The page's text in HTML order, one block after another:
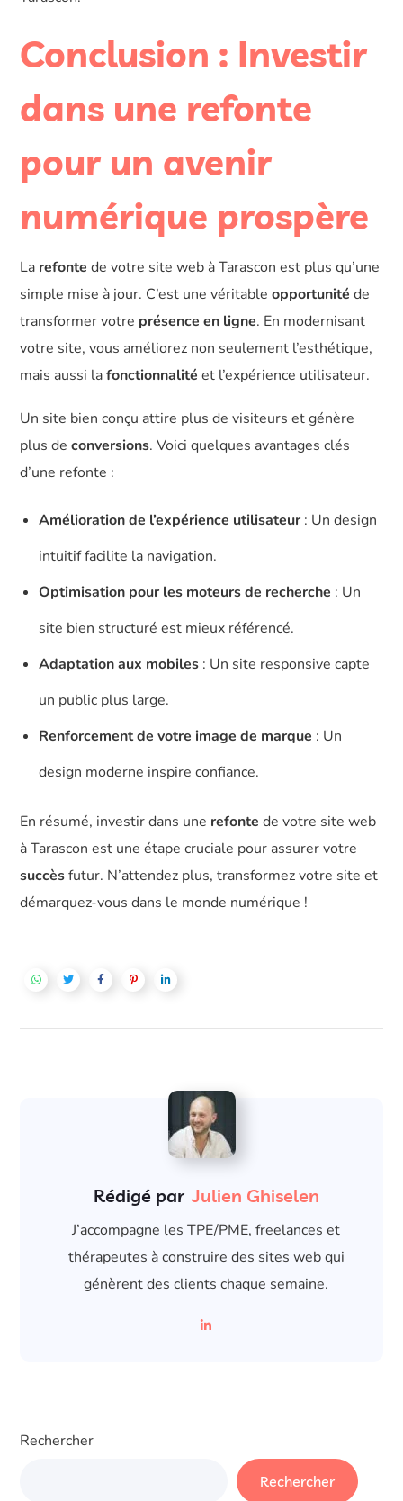
Conclusion : Investir
dans une refonte
pour un avenir
numérique prospère
La refonte de votre site web à Tarascon est plus qu’une
simple mise à jour. C’est une véritableopportunité de
transformer votre présence en ligne. En modernisant
votre site, vous améliorez non seulement l’esthétique,
mais aussi lafonctionnalité et l’expérience utilisateur.
Un site bien conçu attire plus de visiteurs et génère
plus deconversions. Voici quelques avantages clés
d’une refonte :
Amélioration de l’expérience utilisateur : Un design
intuitif facilite la navigation.
Optimisation pour les moteurs de recherche : Un
site bien structuré est mieux référencé.
Adaptation aux mobiles : Un site responsive capte
un public plus large.
Renforcement de votre image de marque : Un
design moderne inspire confiance.
En résumé, investir dans une refonte de votre site web
à Tarascon est une étape cruciale pour assurer votre
succèsfutur. N’attendez plus, transformez votre site et
démarquez-vous dans le monde numérique !
Rédigé par Julien Ghiselen
J’accompagne les TPE/PME, freelances et
thérapeutes à construire des sites web qui
génèrent des clients chaque semaine.
Rechercher
Rechercher